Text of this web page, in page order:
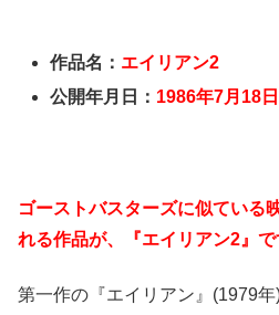
作品名： エイリアン2
公開年月日： 1986年7月18日
ゴーストバスターズに似ている
れる作品が、『エイリアン2』で
第一作の『エイリアン』(1979